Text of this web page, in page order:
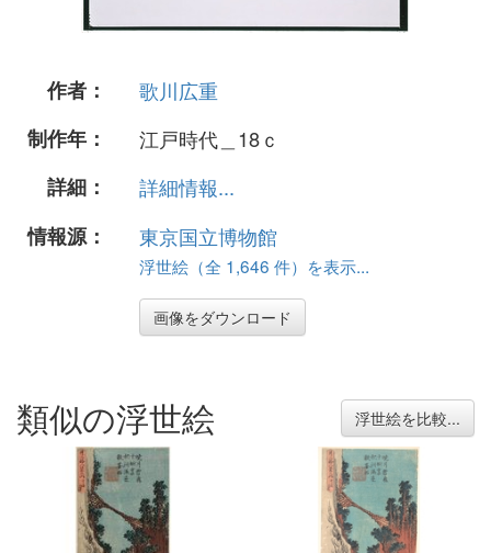
作者：
歌川広重
制作年：
江戸時代＿18ｃ
詳細：
詳細情報...
情報源：
東京国立博物館
浮世絵（全 1,646 件）を表示...
画像をダウンロード
類似の浮世絵 浮世絵を比較...